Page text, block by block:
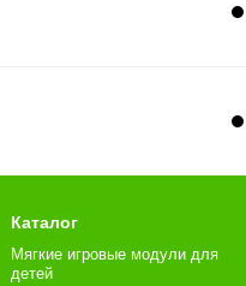
Каталог
Мягкие игровые модули для
детей